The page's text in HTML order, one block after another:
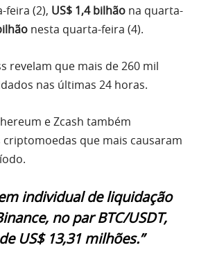
feira (2), US$ 1,4 bilhão na quarta-
nesta quarta-feira (4).
revelam que mais de 260 mil
nas últimas 24 horas.
e Zcash também
que mais causaram
individual de liquidação
no par BTC/USDT,
US$ 13,31 milhões.”